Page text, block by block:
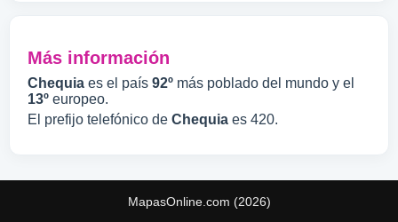
Más información
Chequia es el país 92º más poblado del mundo y el
13º europeo.
El prefijo telefónico de Chequia es 420.
MapasOnline.com (2026)